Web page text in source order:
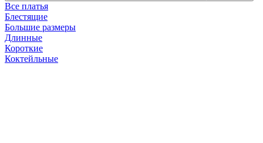
Все платья
Блестящие
Большие размеры
Длинные
Короткие
Коктейльные